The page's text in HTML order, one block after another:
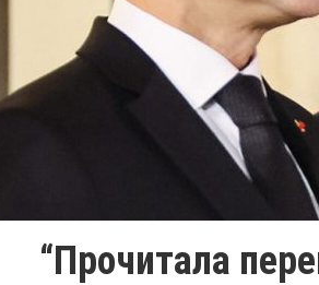
“Прочитала